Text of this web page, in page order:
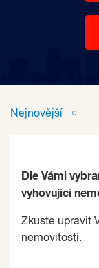
Nejnovější
Dle Vámi
vyhovující
Zkuste upravit
nemovitostí.